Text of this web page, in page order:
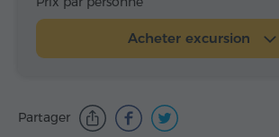
Acheter excursion
Partager